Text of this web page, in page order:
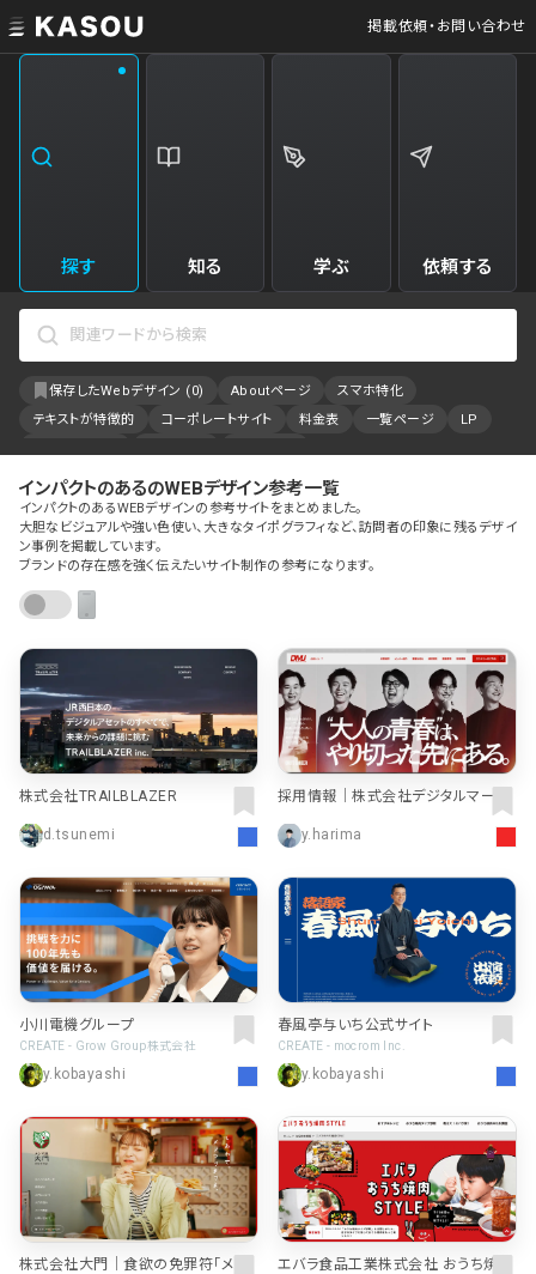
掲載依頼・お問い合わせ
探す 知る 学ぶ 依頼する
保存したWebデザイン (0) Aboutページ
スマホ特化
テキストが特徴的
コーポレートサイト 料金表 一覧ページ
LP
カラーで検索
人気の検索ワード
シンプル
インパクトのある
おもしろい
グリッドデザイン かわいい 鮮やか
美しい
落ち着きのある
高級感 イケてるレイアウト
下層ページから検索
Aboutページ
投稿一覧(記事/商品など)
投稿詳細(記事/商品など)
サービス紹介
お問い合わせ
採用サイト
プライバシーポリシー
よくある質問
会社情報
メニュー
料金表
規約/法律に基づく表記
CSR
カート
ローディング
ログイン
製品・工業・素材
94
IT・システム
88
事業・組織
84
ファッション・アクセサリー
76
ポータルサイト･メディア･マガ
ジンWEB
64
教育・学校
51
42
医療・ヘルスケア・健康
39
行政・NPO・団体・協会
35
就職・人材サービス
28
インテリア・雑貨
23
金融・保険・会計・法律
23
アート
16
ウェディング
15
その他
5
コーポレートサイト
392
商品・製品紹介
225
特設サイト
216
企画・プロモーション
130
店舗・施設紹介
129
採用サイト
97
サービス紹介
90
LP (ランディングページ)
89
EC・Webサービス
メディア・ポータル
72
ポートフォリオ
46
キャンペーン
16
デザイン
写真が特徴的なサイト
431 テキストが特徴的なサイト
158
インパクトのあるのWEBデザイン参考一覧
インパクトのあるWEBデザインの参考サイトをまとめました。
大胆なビジュアルや強い色使い、大きなタイポグラフィなど、訪問者の印象に残るデザイ
ン事例を掲載しています。
ブランドの存在感を強く伝えたいサイト制作の参考になります。
株式会社TRAILBLAZER
d.tsunemi
採用情報｜株式会社デジタルマーケ
y.harima
小川電機グループ
CREATE - Grow Group株式会社
y.kobayashi
春風亭与いち公式サイト
CREATE - mocrom Inc.
y.kobayashi
株式会社大門｜食欲の免罪符「メン
エバラ食品工業株式会社 おうち焼肉